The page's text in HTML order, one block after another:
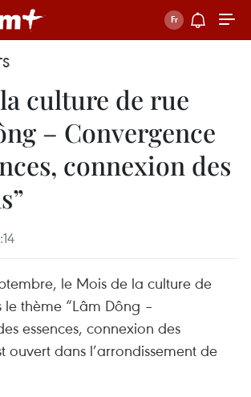
culture de rue
– Convergence
connexion des
le Mois de la culture de
le thème “Lâm Dông –
essences, connexion des
ouvert dans l’arrondissement de